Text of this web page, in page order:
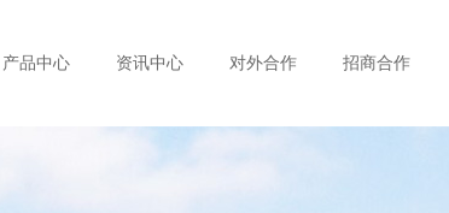
产品中心 资讯中心 对外合作 招商合作